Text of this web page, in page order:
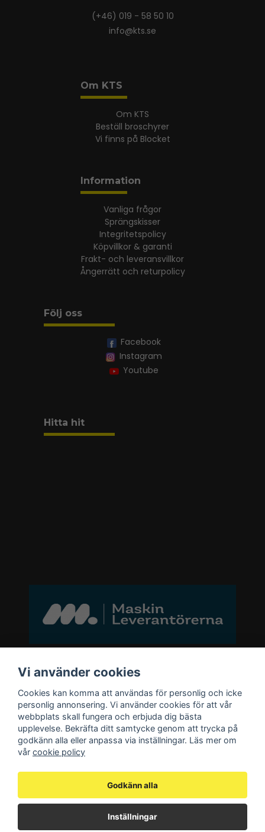
(+46) 019 - 58 50 10
info@kts.se
Om KTS
Om KTS
Beställ broschyrer
Vi finns på Blocket
Information
Vanliga frågor
Sprängskisser
Integritetspolicy
Köpvillkor & garanti
Frakt- och leveransvillkor
Ångerrätt och returpolicy
Följ oss
Facebook
Instagram
Youtube
Hitta hit
Bli medlem i vårt nyhetsbrev
email
Mejladress Skicka
Bli medlem i vårt nyhetsbrev och ta del
av våra nyheter och erbjudande.
Vi använder cookies
Cookies kan komma att användas för personlig och icke
personlig annonsering. Vi använder cookies för att vår
webbplats skall fungera och erbjuda dig bästa
upplevelse. Bekräfta ditt samtycke genom att trycka på
godkänn alla eller anpassa via inställningar. Läs mer om
vår cookie policy
Godkänn alla
Inställningar